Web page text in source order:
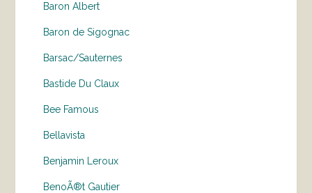
Baron Albert
Baron de Sigognac
Barsac/Sauternes
Bastide Du Claux
Bee Famous
Bellavista
Benjamin Leroux
BenoÃ®t Gautier